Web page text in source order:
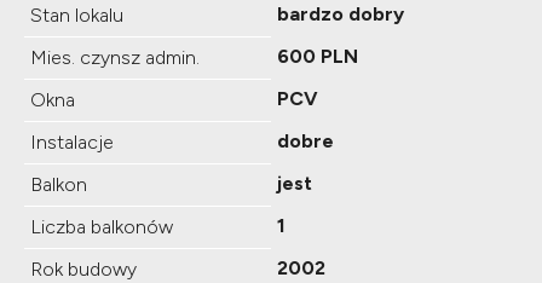
Stan lokalu
bardzo dobry
Mies. czynsz admin.
600 PLN
Okna
PCV
Instalacje
dobre
Balkon
jest
Liczba balkonów
1
Rok budowy
2002